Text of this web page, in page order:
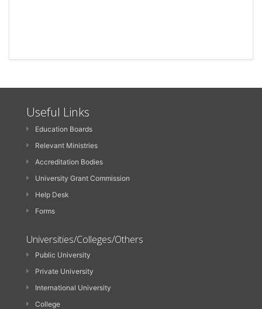
Useful Links
Education Boards
Relevant Ministries
Accreditation Bodies
University Grant Commission
Help Desk
Forms
Universities/Colleges/Others
Public University
Private University
International University
College